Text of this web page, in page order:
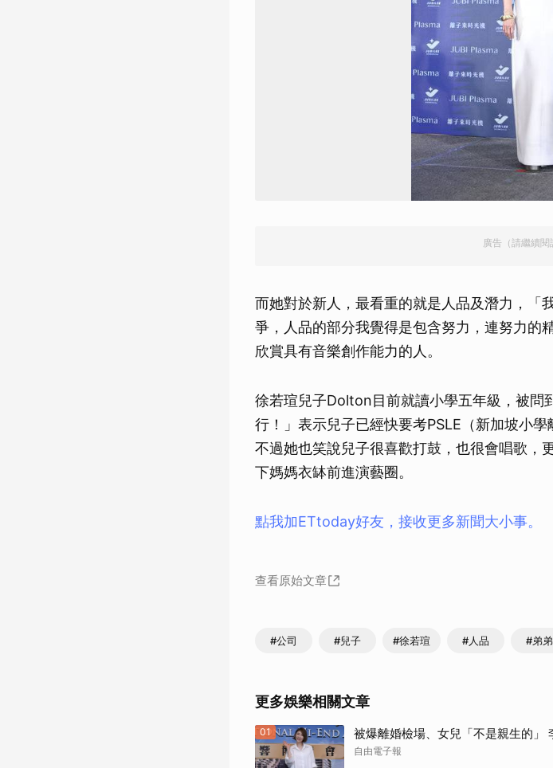
廣告（請繼續閱
而她對於新人，最看重的就是人品及潛力，「
爭，人品的部分我覺得是包含努力，連努力的
欣賞具有音樂創作能力的人。
徐若瑄兒子Dolton目前就讀小學五年級，被問
行！」表示兒子已經快要考PSLE（新加坡小
不過她也笑說兒子很喜歡打鼓，也很會唱歌，
下媽媽衣缽前進演藝圈。
點我加ETtoday好友，接收更多新聞大小事。
查看原始文章
#公司 #兒子 #徐若瑄 #人品 #弟弟
更多娛樂相關文章
01 被爆離婚檢場、女兒「不是親生的」
自由電子報
取消